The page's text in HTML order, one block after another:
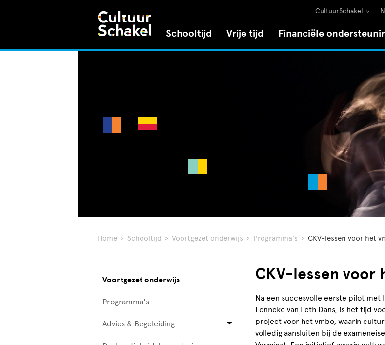
CultuurSchakel
Schooltijd Vrije tijd Financiële
Home > Schooltijd > Voortgezet onderwijs > Programma's > CKV-lessen voor het
Voortgezet onderwijs
Programma's
Advies & Begeleiding
CKV-lessen voor
Na een succesvolle eerste pilot met
Lonneke van Leth Dans, is het tijd
project voor het vmbo, waarin
volledig aansluiten bij de